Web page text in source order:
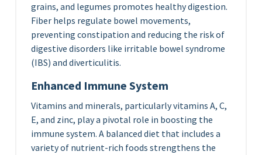
grains, and legumes promotes healthy digestion.
Fiber helps regulate bowel movements,
preventing constipation and reducing the risk of
digestive disorders like irritable bowel syndrome
(IBS) and diverticulitis.
Enhanced Immune System
Vitamins and minerals, particularly vitamins A, C,
E, and zinc, play a pivotal role in boosting the
immune system. A balanced diet that includes a
variety of nutrient-rich foods strengthens the